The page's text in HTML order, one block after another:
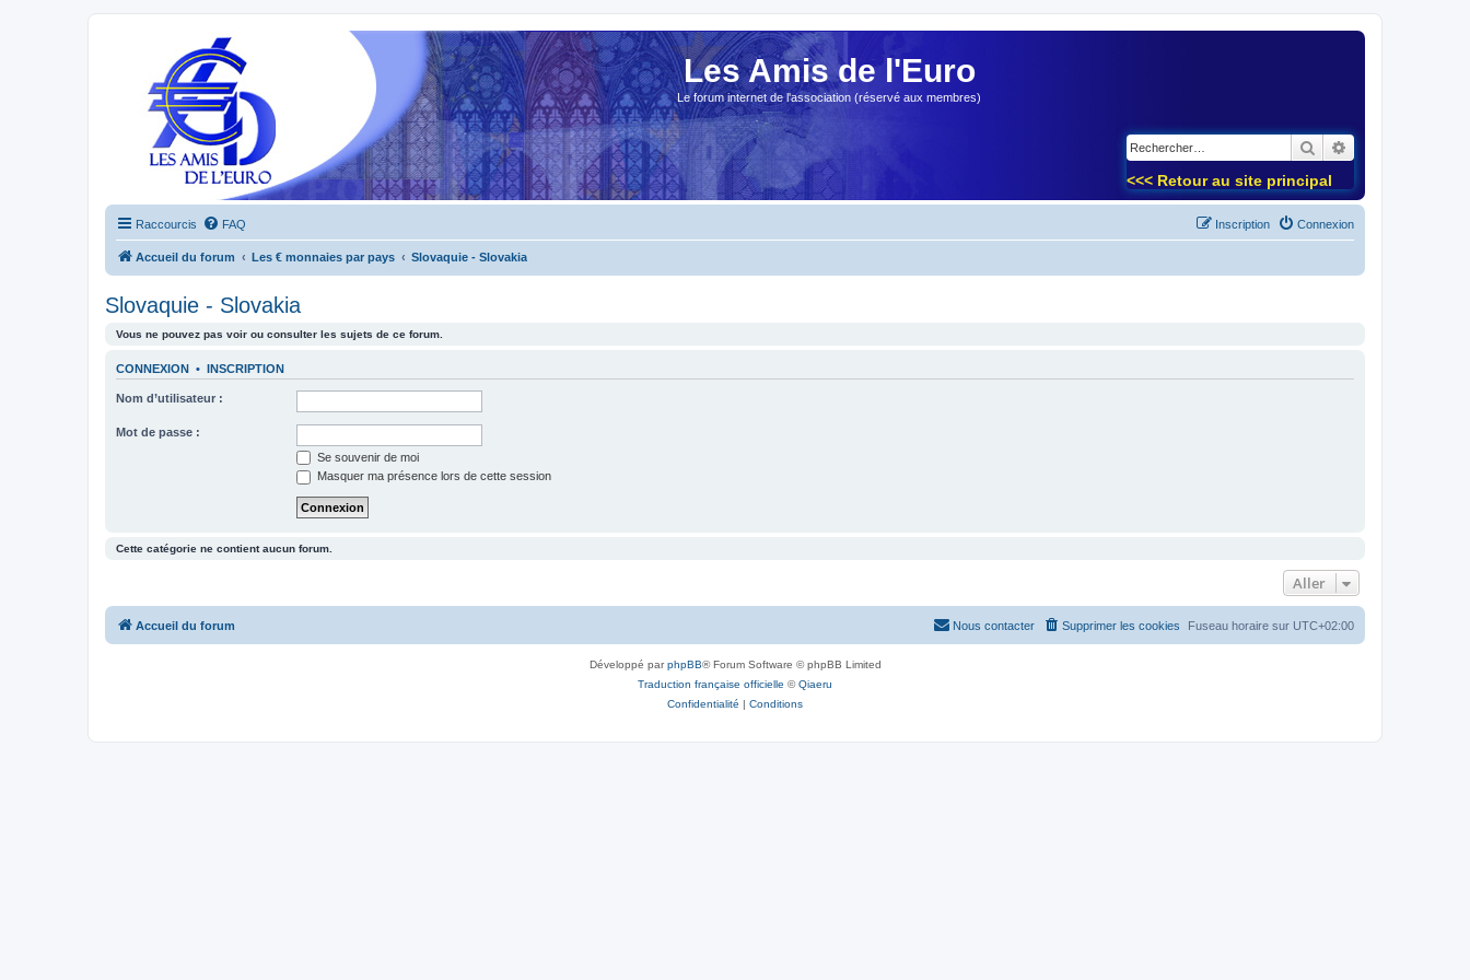
Les Amis de l'Euro
Le forum internet de l'association (réservé aux membres)
Rechercher
<<< Retour au site principal
Raccourcis FAQ Connexion
Inscription
Accueil du forum Les € monnaies par pays Slovaquie - Slovakia
Slovaquie - Slovakia
Vous ne pouvez pas voir ou consulter les sujets de ce forum.
CONNEXION • INSCRIPTION
Nom d’utilisateur :
Mot de passe :
Se souvenir de moi
Masquer ma présence lors de cette session
Cette catégorie ne contient aucun forum.
Aller
Accueil du forum Fuseau horaire sur UTC+02:00
Supprimer les cookies
Nous contacter
Développé parphpBB® Forum Software © phpBB Limited
Traduction française officielle ©Qiaeru
Confidentialité | Conditions